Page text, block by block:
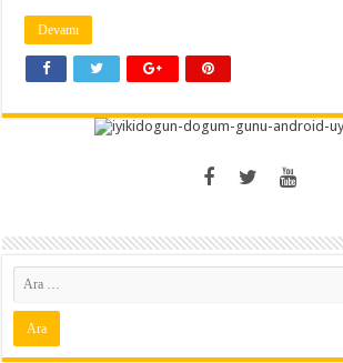
Devamı